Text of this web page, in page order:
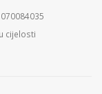
cijelosti